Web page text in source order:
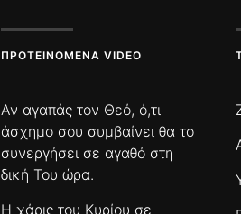
ΠΡΟΤΕΙΝΌΜΕΝΑ VIDEO
Αν αγαπάς τον Θεό, ό,τι
άσχημο σου συμβαίνει θα το
συνεργήσει σε αγαθό στη
δική Του ώρα.
Η χάρις του Κυρίου σε